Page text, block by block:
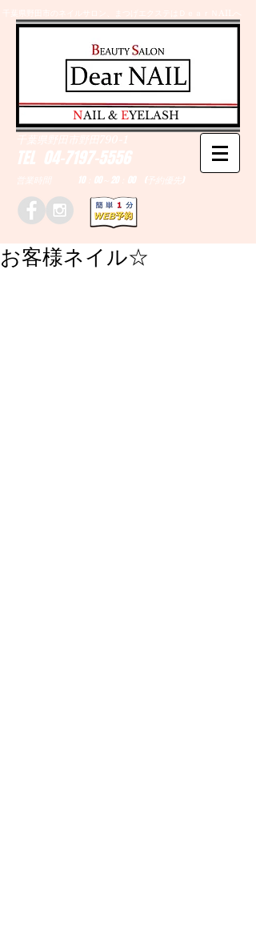
千葉県野田市のネイルサロン、まつげエクステはＤｅａｒＮAILへ
TEL 04-7197-5556
営業時間 10：00～20：00 (予約優先)
千葉県野田市野田790-1
​NAIL & EYELASH
お客様ネイル☆